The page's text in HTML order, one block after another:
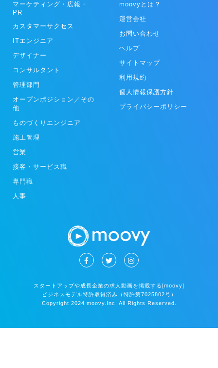
マーケティング・広報・
PR
カスタマーサクセス
ITエンジニア
デザイナー
コンサルタント
管理部門
オープンポジション／その
他
ものづくりエンジニア
施工管理
営業
接客・サービス職
専門職
人事
moovyとは？
運営会社
お問い合わせ
ヘルプ
サイトマップ
利用規約
個人情報保護方針
プライバシーポリシー
スタートアップや成長企業の求人動画を掲載する[moovy]
ビジネスモデル特許取得済み（特許第7025802号）
Copyright 2024 moovy.Inc. All Rights Reserved.